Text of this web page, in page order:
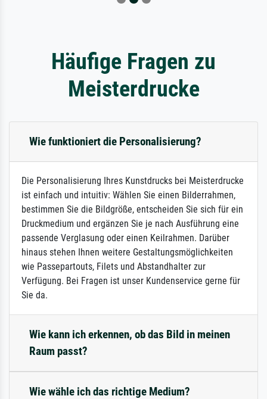
Häufige Fragen zu
Meisterdrucke
Wie funktioniert die Personalisierung?
Die Personalisierung Ihres Kunstdrucks bei Meisterdrucke
ist einfach und intuitiv: Wählen Sie einen Bilderrahmen,
bestimmen Sie die Bildgröße, entscheiden Sie sich für ein
Druckmedium und ergänzen Sie je nach Ausführung eine
passende Verglasung oder einen Keilrahmen. Darüber
hinaus stehen Ihnen weitere Gestaltungsmöglichkeiten
wie Passepartouts, Filets und Abstandhalter zur
Verfügung. Bei Fragen ist unser Kundenservice gerne für
Sie da.
Wie kann ich erkennen, ob das Bild in meinen
Raum passt?
Wie wähle ich das richtige Medium?